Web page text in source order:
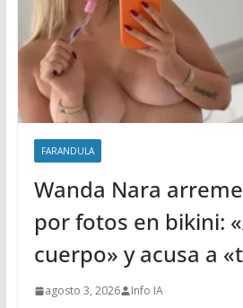
FARANDULA
Wanda Nara
por fotos en bikini:
cuerpo» y acusa a
agosto 3, 2026 Info IA